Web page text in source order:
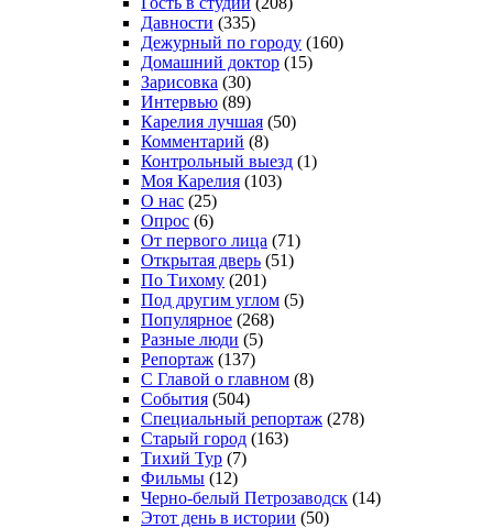
Давности (335)
Дежурный по городу (160)
Домашний доктор (15)
Зарисовка (30)
Интервью (89)
Карелия лучшая (50)
Комментарий (8)
Контрольный выезд (1)
Моя Карелия (103)
О нас (25)
Опрос (6)
От первого лица (71)
Открытая дверь (51)
По Тихому (201)
Под другим углом (5)
Популярное (268)
Разные люди (5)
Репортаж (137)
С Главой о главном (8)
События (504)
Специальный репортаж (278)
Старый город (163)
Тихий Тур (7)
Фильмы (12)
Черно-белый Петрозаводск (14)
Этот день в истории (50)